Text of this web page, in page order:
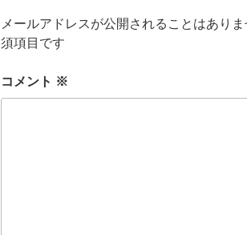
メールアドレスが公開されることはありま
須項目です
コメント ※